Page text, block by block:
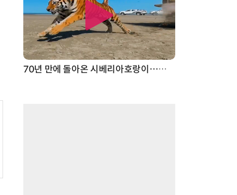
70년 만에 돌아온 시베리아호랑이…카자흐스탄 야생에 풀렸다